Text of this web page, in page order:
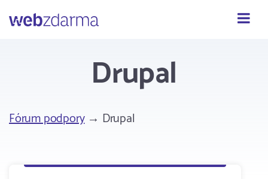
Webzdarma
Drupal
Fórum podpory→ Drupal